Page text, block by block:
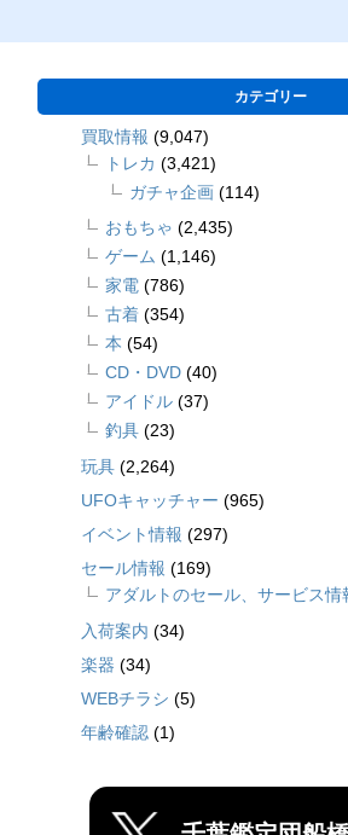
カテゴリー
買取情報 (9,047)
トレカ (3,421)
ガチャ企画 (114)
おもちゃ (2,435)
ゲーム (1,146)
家電 (786)
古着 (354)
本 (54)
CD・DVD (40)
アイドル (37)
釣具 (23)
玩具 (2,264)
UFOキャッチャー (965)
イベント情報 (297)
セール情報 (169)
アダルトのセール、サービス情
入荷案内 (34)
楽器 (34)
WEBチラシ (5)
年齢確認 (1)